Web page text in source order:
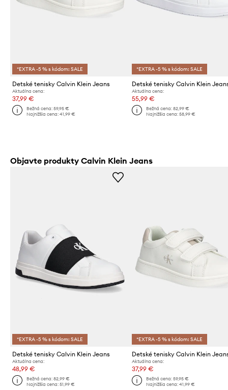
*EXTRA -5 % s kódom: SALE
Detské tenisky Calvin Klein Jeans
Aktuálna cena:
37,99 €
Bežná cena:59,95 €
Najnižšia cena:41,99 €
*EXTRA -5 % s kódom: SALE
Detské tenisky Calvin Klein
Aktuálna cena:
55,99 €
Bežná cena: 82,99 €
Najnižšia cena: 58,99 €
Objavte produkty Calvin Klein Jeans
*EXTRA -5 % s kódom: SALE
Detské tenisky Calvin Klein Jeans
Aktuálna cena:
48,99 €
Bežná cena:82,99 €
Najnižšia cena:51,99 €
*EXTRA -5 % s kódom: SALE
Detské tenisky Calvin Klein
Aktuálna cena:
37,99 €
Bežná cena: 59,95 €
Najnižšia cena: 41,99 €